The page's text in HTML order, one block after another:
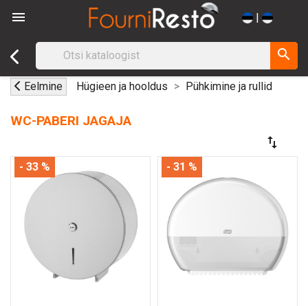
 |
search
Eelmine Hügieen ja hooldus Pühkimine ja rullid
WC-PABERI JAGAJA
swap_vert
- 33 % - 31 %